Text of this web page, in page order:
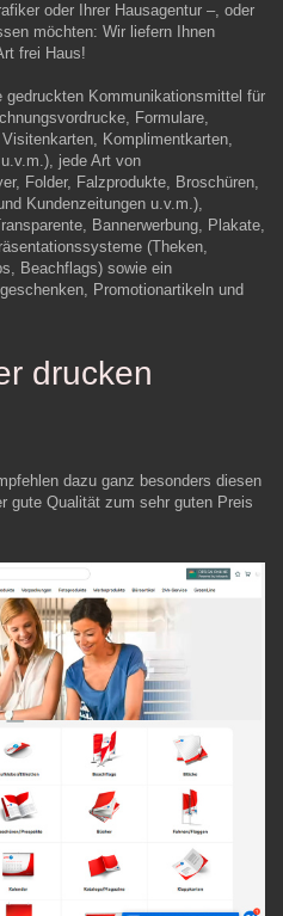
oder Ihrer Hausagentur –, oder
möchten: Wir liefern Ihnen
frei Haus!
Kommunikationsmittel für
Formulare,
Komplimentkarten,
jede Art von
Folder, Falzprodukte, Broschüren,
Kundenzeitungen u.v.m.),
Bannerwerbung, Plakate,
(Theken,
Beachflags) sowie ein
Promotionartikeln und
drucken
dazu ganz besonders diesen
gute Qualität zum sehr guten Preis